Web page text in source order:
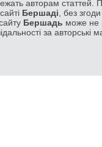
авторам статтей.
Бершаді , без
Бершадь може не
за авторські